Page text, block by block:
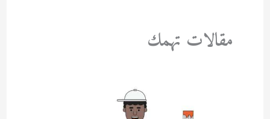
مقالات تهمك